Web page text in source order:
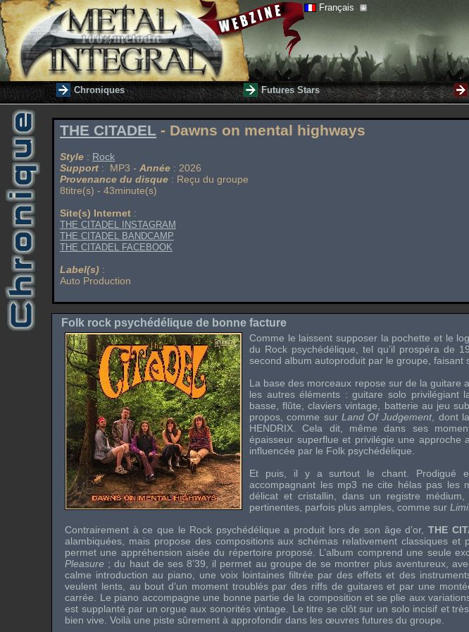
Français
Chroniques Futures Stars
THE CITADEL - Dawns on mental highways
Style : Rock
Support : MP3 - Année : 2026
Provenance du disque : Reçu du groupe
8titre(s) - 43minute(s)
Site(s) Internet :
THE CITADEL INSTAGRAM
THE CITADEL BANDCAMP
THE CITADEL FACEBOOK
Label(s) :
Auto Production
Folk rock psychédélique de bonne facture
Comme le laissent supposer la pochette et le
du Rock psychédélique, tel qu’il prospéra de
second album autoproduit par le groupe, faisant
La base des morceaux repose sur de la guitare
les autres éléments : guitare solo privilégiant
basse, flûte, claviers vintage, batterie au jeu
propos, comme sur Land Of Judgement, dont
HENDRIX . Cela dit, même dans ses
épaisseur superflue et privilégie une approche
influencée par le Folk psychédélique.
Et puis, il y a surtout le chant. Prodigué
accompagnant les mp3 ne cite hélas pas les
délicat et cristallin, dans un registre
pertinentes, parfois plus amples, comme sur
Contrairement à ce que le Rock psychédélique a produit lors de son âge d’or, THE
alambiquées, mais propose des compositions aux schémas relativement classiques
permet une appréhension aisée du répertoire proposé. L’album comprend une seule
Pleasure ; du haut de ses 8’39, il permet au groupe de se montrer plus aventureux,
calme introduction au piano, une voix lointaines filtrée par des effets et des
veulent lents, au bout d’un moment troublés par des riffs de guitares et par une
carrée. Le piano accompagne une bonne partie de la composition et se plie aux
est supplanté par un orgue aux sonorités vintage. Le titre se clôt sur un solo incisif et
bien vive. Voilà une piste sûrement à approfondir dans les œuvres futures du groupe.